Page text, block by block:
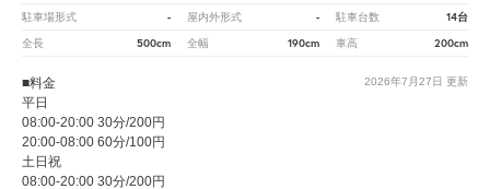
駐車場形式 - 屋内外形式 - 駐車台数 14台
全長 500cm 全幅 190cm 車高 200cm
2026年7月27日 更新
■料金
平日
08:00-20:00 30分/200円
20:00-08:00 60分/100円
土日祝
08:00-20:00 30分/200円